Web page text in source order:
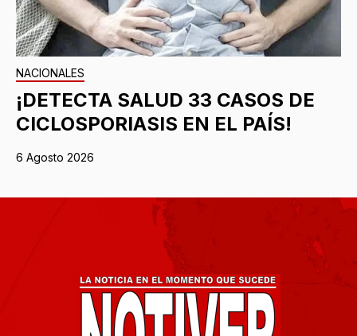
NACIONALES
¡DETECTA SALUD 33 CASOS DE
CICLOSPORIASIS EN EL PAÍS!
6 Agosto 2026